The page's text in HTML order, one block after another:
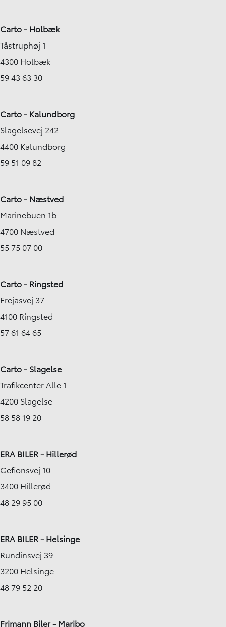
Carto - Holbæk
Tåstruphøj 1
4300 Holbæk
59 43 63 30
Carto - Kalundborg
Slagelsevej 242
4400 Kalundborg
59 51 09 82
Carto - Næstved
Marinebuen 1b
4700 Næstved
55 75 07 00
Carto - Ringsted
Frejasvej 37
4100 Ringsted
57 61 64 65
Carto - Slagelse
Trafikcenter Alle 1
4200 Slagelse
58 58 19 20
ERA BILER - Hillerød
Gefionsvej 10
3400 Hillerød
48 29 95 00
ERA BILER - Helsinge
Rundinsvej 39
3200 Helsinge
48 79 52 20
Frimann Biler - Maribo